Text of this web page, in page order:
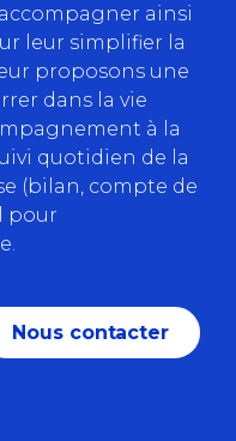
ainsi
leur simplifier la
proposons une
dans la vie
à la
quotidien de la
(bilan, compte de
pour
Nous contacter